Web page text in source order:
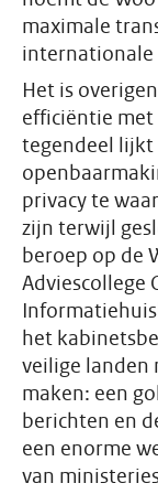
maximale
internationale
Het is
efficiëntie met
tegendeel lijkt
privacy te
zijn terwijl
beroep op de
Adviescollege
het
veilige landen
maken: een
berichten en
een enorme
van